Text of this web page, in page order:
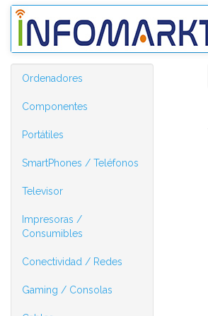
Ordenadores
Componentes
Portátiles
SmartPhones / Teléfonos
Televisor
Impresoras /
Consumibles
Conectividad / Redes
Gaming / Consolas